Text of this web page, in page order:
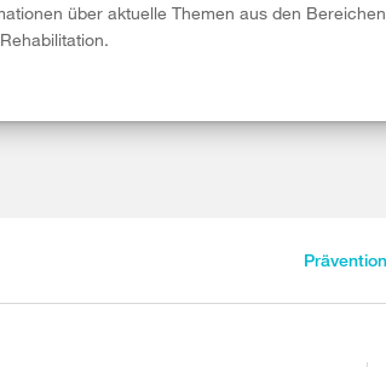
über aktuelle Themen aus den Bereichen
Prävention